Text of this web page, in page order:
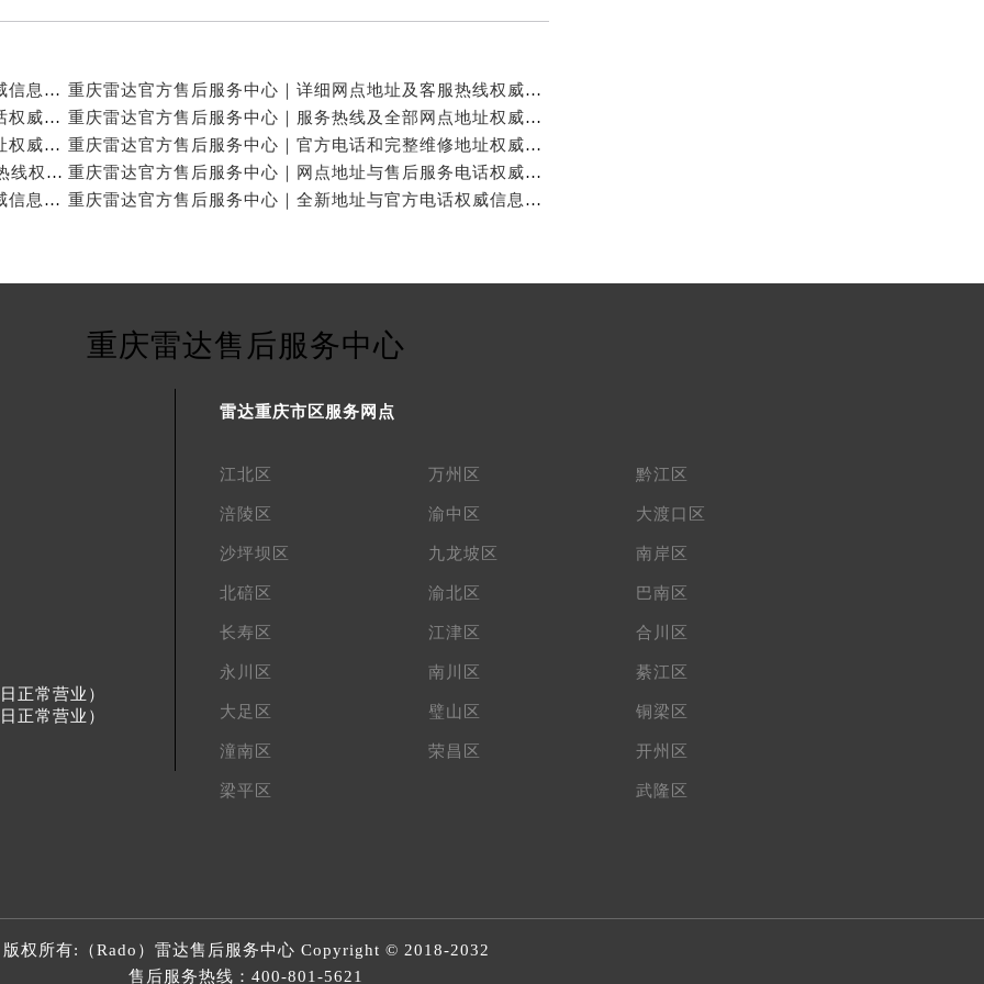
重庆雷达官方售后服务中心｜完整地址及售后热线权威信息公示（2026年7月最新）
重庆雷达官方售后服务中心｜详细网点地址及客服热线权威信息公示（2026年7月最新）
重庆雷达官方售后服务中心｜最新维修地址与客服电话权威信息公示（2026年7月最新）
重庆雷达官方售后服务中心｜服务热线及全部网点地址权威信息公示（2026年7月最新）
重庆雷达官方售后服务中心｜最新热线及官方维修地址权威信息公示（2026年7月最新）
重庆雷达官方售后服务中心｜官方电话和完整维修地址权威信息公示（2026年7月最新）
重庆雷达官方售后服务中心｜详细地址与24小时客服热线权威信息公示（2026年7月最新）
重庆雷达官方售后服务中心｜网点地址与售后服务电话权威信息公示（2026年7月最新）
重庆雷达官方售后服务中心｜完整地址及服务热线权威信息公示（2026年7月最新）
重庆雷达官方售后服务中心｜全新地址与官方电话权威信息公示（2026年7月最新）
重庆雷达售后服务中心
正常营业）
正常营业）
雷达重庆市区服务网点
江北区 万州区 黔江区
涪陵区 渝中区 大渡口区
沙坪坝区 九龙坡区 南岸区
北碚区 渝北区 巴南区
长寿区 江津区 合川区
永川区 南川区 綦江区
大足区 璧山区 铜梁区
潼南区 荣昌区 开州区
梁平区 武隆区
版权所有:（Rado） 雷达售后服务中心 Copyright © 2018-2032
售后服务热线： 400-801-5621